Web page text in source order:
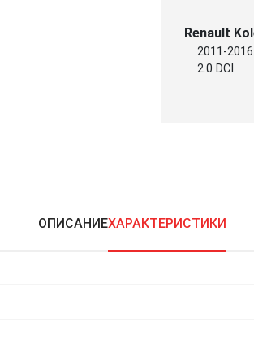
Renault
2011-
2.0 DCI
ОПИСАНИЕХАРАКТЕРИСТИКИ